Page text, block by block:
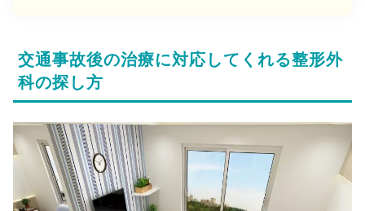
交通事故後の治療に対応してくれる整形外
科の探し方